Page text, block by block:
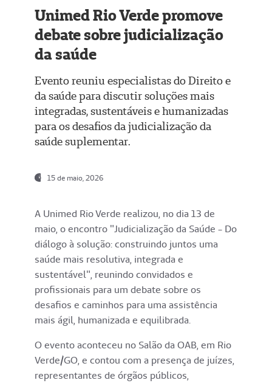
Unimed Rio Verde promove
debate sobre judicialização
da saúde
Evento reuniu especialistas do Direito e
da saúde para discutir soluções mais
integradas, sustentáveis e humanizadas
para os desafios da judicialização da
saúde suplementar.
15 de maio, 2026
A Unimed Rio Verde realizou, no dia 13 de
maio, o encontro "Judicialização da Saúde - Do
diálogo à solução: construindo juntos uma
saúde mais resolutiva, integrada e
sustentável", reunindo convidados e
profissionais para um debate sobre os
desafios e caminhos para uma assistência
mais ágil, humanizada e equilibrada.
O evento aconteceu no Salão da OAB, em Rio
Verde/GO, e contou com a presença de juízes,
representantes de órgãos públicos,